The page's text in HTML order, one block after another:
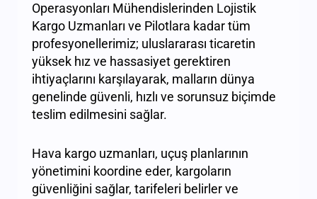
Operasyonları Mühendislerinden Lojistik
Kargo Uzmanları ve Pilotlara kadar tüm
profesyonellerimiz; uluslararası ticaretin
yüksek hız ve hassasiyet gerektiren
ihtiyaçlarını karşılayarak, malların dünya
genelinde güvenli, hızlı ve sorunsuz biçimde
teslim edilmesini sağlar.
Hava kargo uzmanları, uçuş planlarının
yönetimini koordine eder, kargoların
güvenliğini sağlar, tarifeleri belirler ve